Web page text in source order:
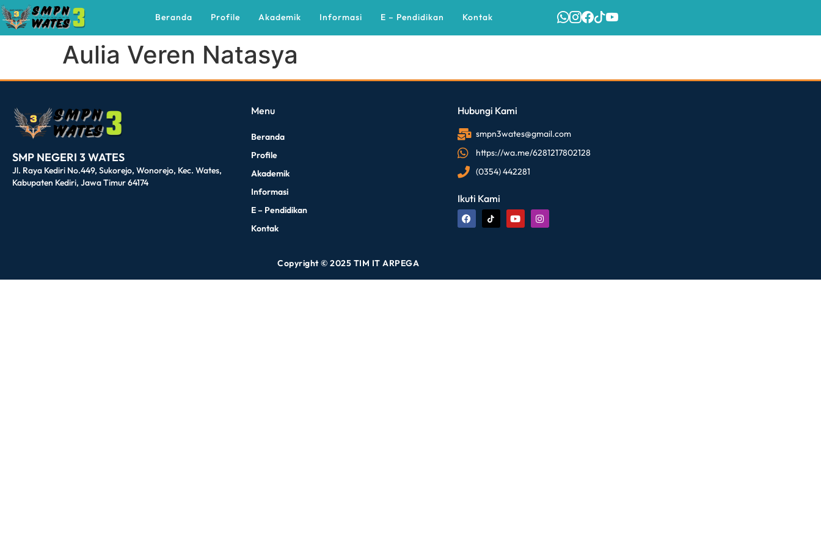
Beranda Profile Akademik Informasi E – Pendidikan Kontak
Aulia Veren Natasya
SMP NEGERI 3 WATES
Jl. Raya Kediri No.449, Sukorejo, Wonorejo, Kec. Wates,
Kabupaten Kediri, Jawa Timur 64174
Menu
Beranda
Profile
Akademik
Informasi
E – Pendidikan
Kontak
Hubungi Kami
smpn3wates@gmail.com
https://wa.me/6281217802128
(0354) 442281
Ikuti Kami
Copyright © 2025 TIM IT ARPEGA